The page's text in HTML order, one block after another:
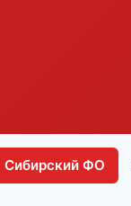
Сибирский ФО